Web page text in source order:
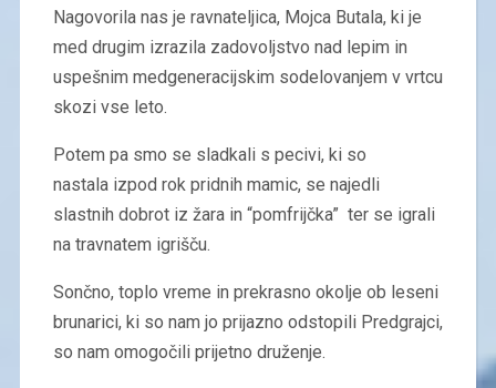
Nagovorila nas je ravnateljica, Mojca Butala, ki je
med drugim izrazila zadovoljstvo nad lepim in
uspešnim medgeneracijskim sodelovanjem v vrtcu
skozi vse leto.
Potem pa smo se sladkali s pecivi, ki so
nastala izpod rok pridnih mamic, se najedli
slastnih dobrot iz žara in “pomfrijčka” ter se igrali
na travnatem igrišču.
Sončno, toplo vreme in prekrasno okolje ob leseni
brunarici, ki so nam jo prijazno odstopili Predgrajci,
so nam omogočili prijetno druženje.